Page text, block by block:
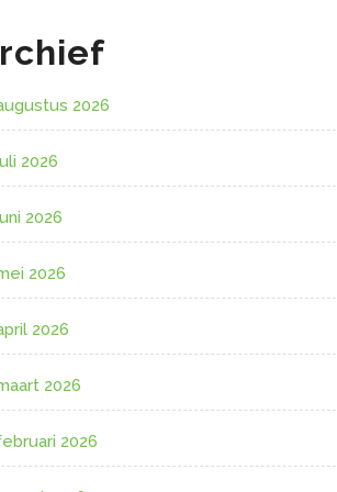
2026
2026
2026
2026
2026
2026
2026